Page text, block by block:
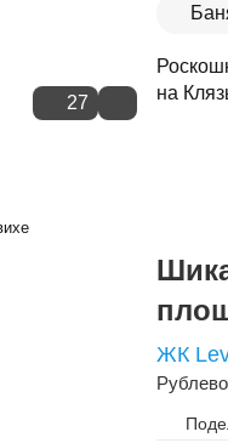
27
на
ЖК